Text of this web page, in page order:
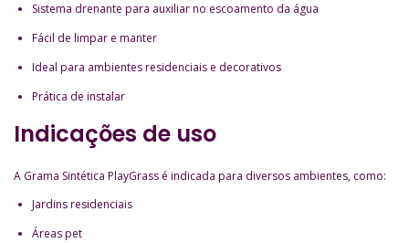
Sistema drenante para auxiliar no escoamento da água
Fácil de limpar e manter
Ideal para ambientes residenciais e decorativos
Prática de instalar
Indicações de uso
A Grama Sintética PlayGrass é indicada para diversos ambientes, como:
Jardins residenciais
Áreas pet